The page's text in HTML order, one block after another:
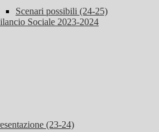
Scenari possibili (24-25)
Sociale 2023-2024
(23-24)